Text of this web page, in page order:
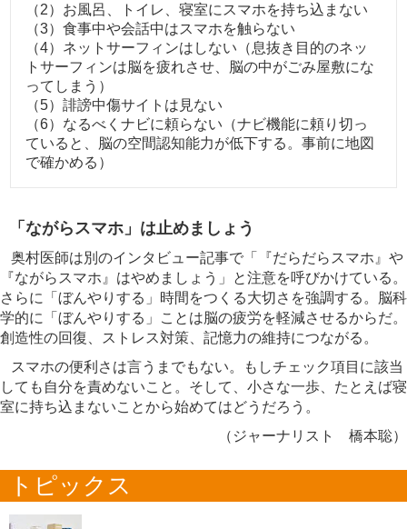
（2）お風呂、トイレ、寝室にスマホを持ち込まない
（3）食事中や会話中はスマホを触らない
（4）ネットサーフィンはしない（息抜き目的のネッ
トサーフィンは脳を疲れさせ、脳の中がごみ屋敷にな
ってしまう）
（5）誹謗中傷サイトは見ない
（6）なるべくナビに頼らない（ナビ機能に頼り切っ
ていると、脳の空間認知能力が低下する。事前に地図
で確かめる）
「ながらスマホ」は止めましょう
奥村医師は別のインタビュー記事で「『だらだらスマホ』や
『ながらスマホ』はやめましょう」と注意を呼びかけている。
さらに「ぼんやりする」時間をつくる大切さを強調する。脳科
学的に「ぼんやりする」ことは脳の疲労を軽減させるからだ。
創造性の回復、ストレス対策、記憶力の維持につながる。
スマホの便利さは言うまでもない。もしチェック項目に該当
しても自分を責めないこと。そして、小さな一歩、たとえば寝
室に持ち込まないことから始めてはどうだろう。
（ジャーナリスト 橋本聡）
トピックス